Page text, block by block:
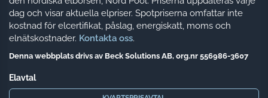
dag och visar aktuella elpriser. Spotpriserna omfattar inte
kostnad för elcertifikat, påslag, energiskatt, moms och
elnätskostnader. Kontakta oss.
Denna webbplats drivs av Beck Solutions AB, org.nr 556986-3607
Elavtal